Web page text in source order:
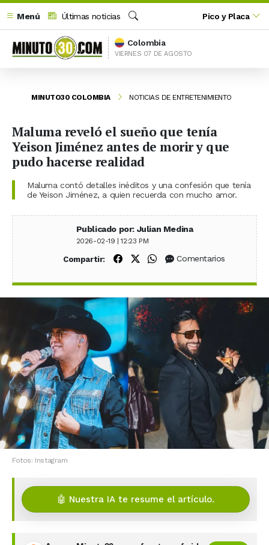
Menú
Últimas noticias
Buscar
Pico y Placa
Colombia
VIERNES 07 DE AGOSTO
MINUTO30 COLOMBIA NOTICIAS DE ENTRETENIMIENTO
Maluma reveló el sueño que tenía
Yeison Jiménez antes de morir y que
pudo hacerse realidad
Maluma contó detalles inéditos y una confesión que tenía
de Yeison Jiménez, a quien recuerda con mucho amor.
Publicado por: Julian Medina
2026-02-19 | 12:23 PM
Compartir: Compartir en Facebook
Compartir en X (Twitter)
Compartir en WhatsApp
Comentarios
Fotos: Instagram
🤖 Nuestra IA te resume el artículo.